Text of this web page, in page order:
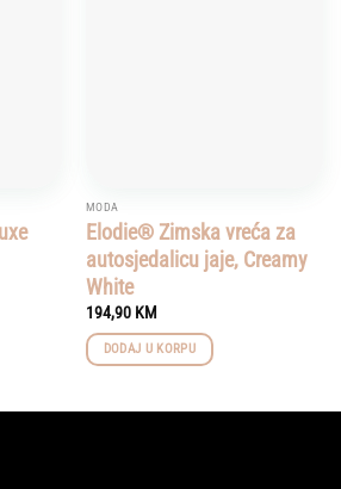
MODA
Elodie® Zimska vreća za
autosjedalicu jaje, Creamy
White
194,90 KM
DODAJ U KORPU